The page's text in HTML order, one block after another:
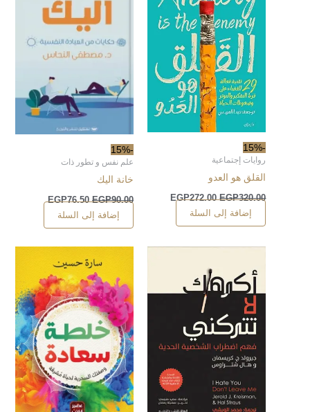
-15%
روايات إجتماعية
القلق هو العدو
EGP320.00
EGP272.00
إضافة إلى السلة
-15%
علم نفس و تطور ذات
خانة اليك
EGP90.00
EGP76.50
إضافة إلى السلة